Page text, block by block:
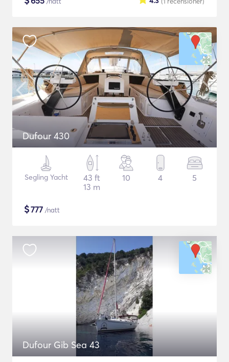
Dufour 430
Segling Yacht
43 ft
13 m
10 4 5
$777 /natt
Dufour Gib Sea 43